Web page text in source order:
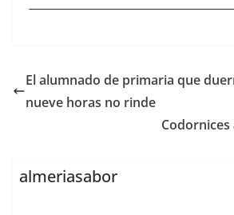
El alumnado de primaria que
nueve horas no rinde
Codornices
almeriasabor